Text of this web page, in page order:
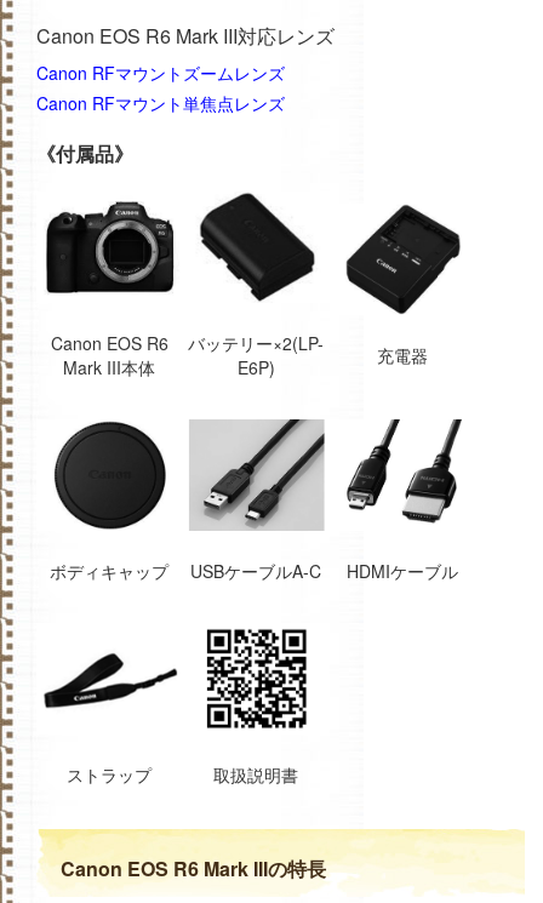
Canon EOS R6 Mark III対応レンズ
Canon RFマウントズームレンズ
Canon RFマウント単焦点レンズ
《付属品》
Canon EOS R6
Mark III本体
バッテリー×2(LP-
E6P)
充電器
ボディキャップ USBケーブルA-C HDMIケーブル
ストラップ 取扱説明書
Canon EOS R6 Mark IIIの特長